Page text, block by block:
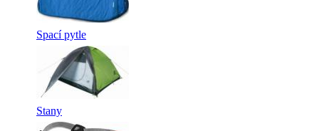
Spací pytle
Stany